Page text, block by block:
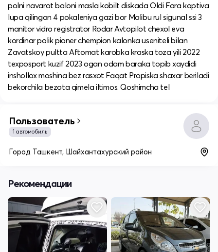
polni navarot baloni masla kobilt diskada Oldi Fara koptiva
lupa qilingan 4 pokaleniya gazi bor Malibu rul sigunal ssi 3
manitor vidro registrator Rodar Avtopilot chexol eva
kordinar polik pioner chempion kalonka useniteli bilan
Zavatskoy pultta Aftomat karobka kraska toza yili 2022
texposport kuzif 2023 ogan odam baraka topib xaydidi
inshollox moshina bez rasxot Faqat Propiska shaxar beriladi
bekorchila bezota qimela iltimos. Qoshimcha tel
Пользователь
1 автомобиль
Город Ташкент, Шайхантахурский район
Рекомендации